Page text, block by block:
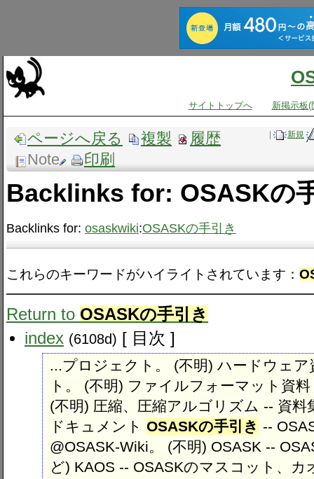
サイトトップへ 新掲示板(
| 新規
ページへ戻る 複製
履歴
Note
印刷
Backlinks for: OSASKの
Backlinks for: osaskwiki:OSASKの手引き
これらのキーワードがハイライトされています：
Return to OSASKの手引き
index (6108d) [ 目次 ]
...プロジェクト。 (不明) ハードウェ
ト。 (不明) ファイルフォーマット資
(不明) 圧縮、圧縮アルゴリズム -- 資
ドキュメント OSASKの手引き --
@OSASK-Wiki。 (不明) OSASK --
ど) KAOS -- OSASKのマスコット、カ